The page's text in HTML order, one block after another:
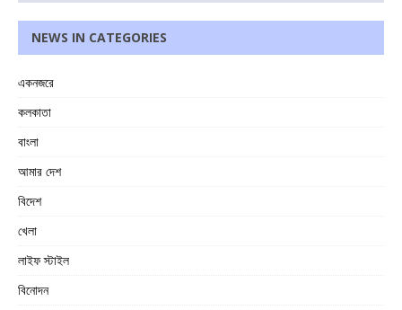
NEWS IN CATEGORIES
একনজরে
কলকাতা
বাংলা
আমার দেশ
বিদেশ
খেলা
লাইফ স্টাইল
বিনোদন